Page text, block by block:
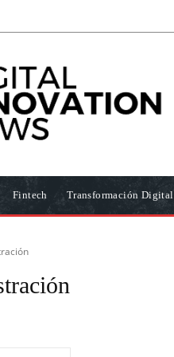
Fintech Transformación Digital